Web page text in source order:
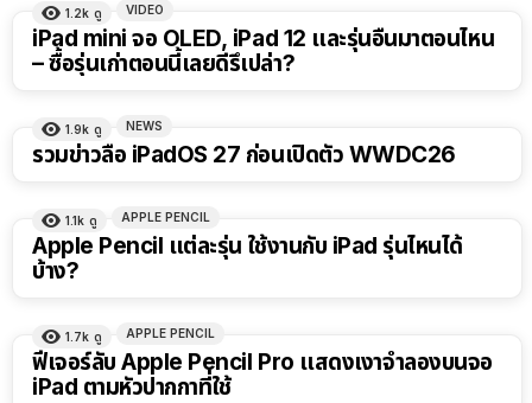
1.2k ดู VIDEO
iPad mini จอ OLED, iPad 12 และรุ่นอื่นมาตอนไหน
– ซื้อรุ่นเก่าตอนนี้เลยดีรึเปล่า?
1.9k ดู NEWS
รวมข่าวลือ iPadOS 27 ก่อนเปิดตัว WWDC26
1.1k ดู APPLE PENCIL
Apple Pencil แต่ละรุ่น ใช้งานกับ iPad รุ่นไหนได้
บ้าง?
1.7k ดู APPLE PENCIL
ฟีเจอร์ลับ Apple Pencil Pro แสดงเงาจำลองบนจอ
iPad ตามหัวปากกาที่ใช้